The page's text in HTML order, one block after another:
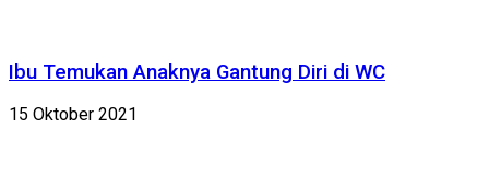
Ibu Temukan Anaknya Gantung Diri di WC
15 Oktober 2021